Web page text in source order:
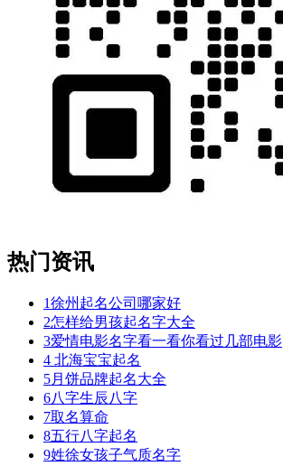
热门资讯
1徐州起名公司哪家好
2怎样给男孩起名字大全
3爱情电影名字看一看你看过几部电影
4 北海宝宝起名
5月饼品牌起名大全
6八字生辰八字
7取名算命
8五行八字起名
9姓徐女孩子气质名字